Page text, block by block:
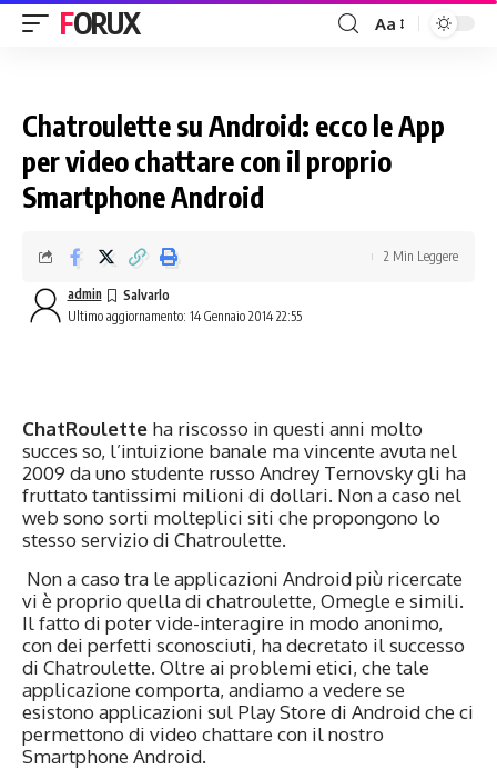
FORUX Aa
Chatroulette su Android: ecco le App
per video chattare con il proprio
Smartphone Android
Ultimo aggiornamento: 14 Gennaio 2014 22:55
admin
2 Min Leggere
ChatRoulette ha riscosso in questi anni molto
succes so, l’intuizione banale ma vincente avuta nel
2009 da uno studente russo Andrey Ternovsky gli ha
fruttato tantissimi milioni di dollari. Non a caso nel
web sono sorti molteplici siti che propongono lo
stesso servizio di Chatroulette.
Non a caso tra le applicazioni Android più ricercate
vi è proprio quella di chatroulette, Omegle e simili.
Il fatto di poter vide-interagire in modo anonimo,
con dei perfetti sconosciuti, ha decretato il successo
di Chatroulette. Oltre ai problemi etici, che tale
applicazione comporta, andiamo a vedere se
esistono applicazioni sul Play Store di Android che ci
permettono di video chattare con il nostro
Smartphone Android.